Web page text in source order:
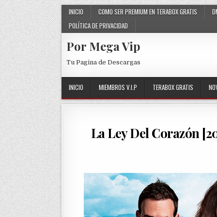
Skip to content INICIO COMO SER PREMIUM EN TERABOX GRATIS
POLÍTICA DE PRIVACIDAD
Por Mega Vip
Tu Pagina de Descargas
INICIO MIEMBROS V.I.P TERABOX GRATIS
La Ley Del Corazón